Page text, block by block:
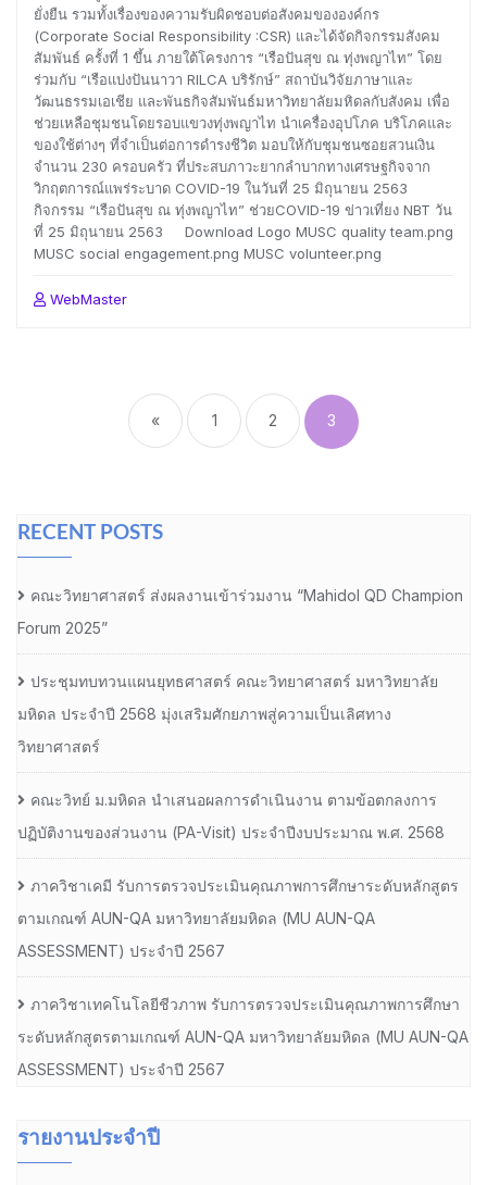
ยั่งยืน รวมทั้งเรื่องของความรับผิดชอบต่อสังคมขององค์กร
(Corporate Social Responsibility :CSR) และได้จัดกิจกรรมสังคม
สัมพันธ์ ครั้งที่ 1 ขึ้น ภายใต้โครงการ “เรือปันสุข ณ ทุ่งพญาไท” โดย
ร่วมกับ “เรือแบ่งปันนาวา RILCA บริรักษ์” สถาบันวิจัยภาษาและ
วัฒนธรรมเอเชีย และพันธกิจสัมพันธ์มหาวิทยาลัยมหิดลกับสังคม เพื่อ
ช่วยเหลือชุมชนโดยรอบแขวงทุ่งพญาไท นำเครื่องอุปโภค บริโภคและ
ของใช้ต่างๆ ที่จำเป็นต่อการดำรงชีวิต มอบให้กับชุมชนซอยสวนเงิน
จำนวน 230 ครอบครัว ที่ประสบภาวะยากลำบากทางเศรษฐกิจจาก
วิกฤตการณ์แพร่ระบาด COVID-19 ในวันที่ 25 มิถุนายน 2563
กิจกรรม “เรือปันสุข ณ ทุ่งพญาไท” ช่วยCOVID-19 ข่าวเที่ยง NBT วัน
ที่ 25 มิถุนายน 2563 Download Logo MUSC quality team.png
MUSC social engagement.png MUSC volunteer.png
WebMaster
pagination
« 1 2 3
RECENT POSTS
คณะวิทยาศาสตร์ ส่งผลงานเข้าร่วมงาน “Mahidol QD Champion
Forum 2025”
ประชุมทบทวนแผนยุทธศาสตร์ คณะวิทยาศาสตร์ มหาวิทยาลัย
มหิดล ประจำปี 2568 มุ่งเสริมศักยภาพสู่ความเป็นเลิศทาง
วิทยาศาสตร์
คณะวิทย์ ม.มหิดล นำเสนอผลการดำเนินงาน ตามข้อตกลงการ
ปฏิบัติงานของส่วนงาน (PA-Visit) ประจำปีงบประมาณ พ.ศ. 2568
ภาควิชาเคมี รับการตรวจประเมินคุณภาพการศึกษาระดับหลักสูตร
ตามเกณฑ์ AUN-QA มหาวิทยาลัยมหิดล (MU AUN-QA
ASSESSMENT) ประจำปี 2567
ภาควิชาเทคโนโลยีชีวภาพ รับการตรวจประเมินคุณภาพการศึกษา
ระดับหลักสูตรตามเกณฑ์ AUN-QA มหาวิทยาลัยมหิดล (MU AUN-QA
ASSESSMENT) ประจำปี 2567
รายงานประจำปี